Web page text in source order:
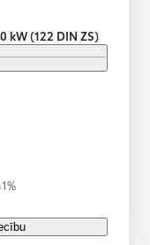
kW (122 DIN ZS)